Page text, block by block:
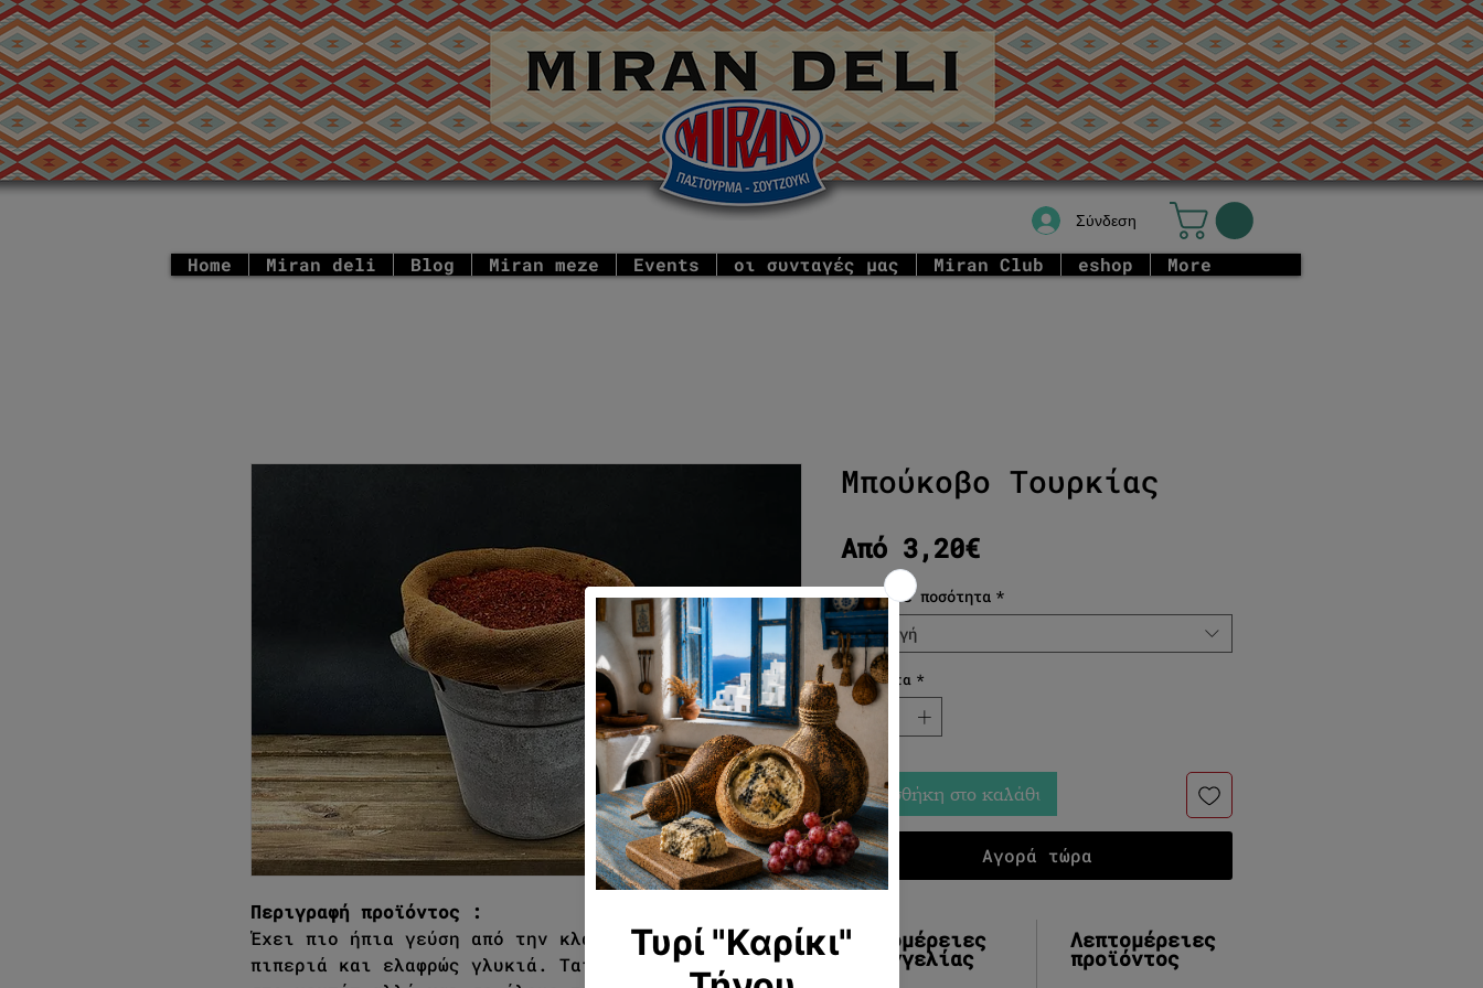
Σύνδεση
Home Miran deli Blog Miran meze Events οι συνταγές μας Miran Club eshop More
Περιγραφή προϊόντος :
Έχει πιο ήπια γεύση από την κλασική καυτερή
πιπεριά και ελαφρώς γλυκιά. Ταιριάζει ιδιαίτερα
Μπούκοβο Τουρκίας
Από 3,20€Τιμή Έκπτωσης
Επιλέξτε ποσότητα *
Επιλογή
Ποσότητα *
Προσθήκη στο καλάθι
Αγορά τώρα
Λεπτομέρειες
παραγγελίας
Λεπτομέρειες
προϊόντος